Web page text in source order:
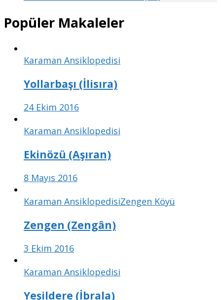
Popüler Makaleler
Karaman Ansiklopedisi
Yollarbaşı (İlisıra)
24 Ekim 2016
Karaman Ansiklopedisi
Ekinözü (Aşıran)
8 Mayıs 2016
Karaman AnsiklopedisiZengen Köyü
Zengen (Zengân)
3 Ekim 2016
Karaman Ansiklopedisi
Yeşildere (İbrala)